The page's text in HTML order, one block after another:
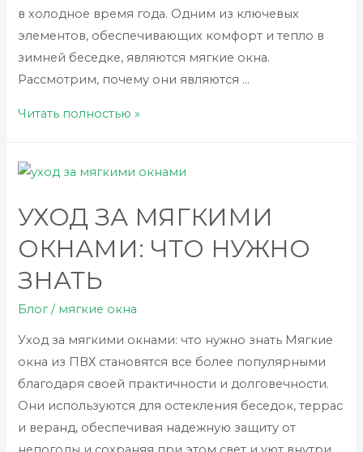
в холодное время года. Одним из ключевых
элементов, обеспечивающих комфорт и тепло в
зимней беседке, являются мягкие окна.
Рассмотрим, почему они являются …
Мягкие
зимней
Читать полностью »
УХОД ЗА МЯГКИМИ
ОКНАМИ: ЧТО НУЖНО
ЗНАТЬ
Блог/ мягкие окна
Уход за мягкими окнами: что нужно знать Мягкие
окна из ПВХ становятся все более популярными
благодаря своей практичности и долговечности.
Они используются для остекления беседок, террас
и веранд, обеспечивая надежную защиту от